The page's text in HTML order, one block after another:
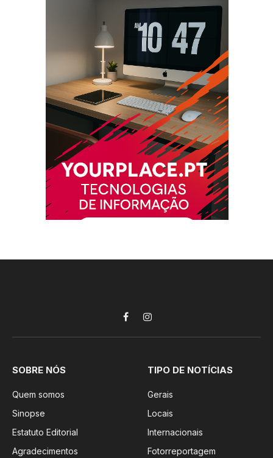
FacebookInstagram
SOBRE NÓS
Quem somos
Sinopse
Estatuto Editorial
Agradecimentos
TIPO DE NOTÍCIAS
Gerais
Locais
Internacionais
Fotorreportagem